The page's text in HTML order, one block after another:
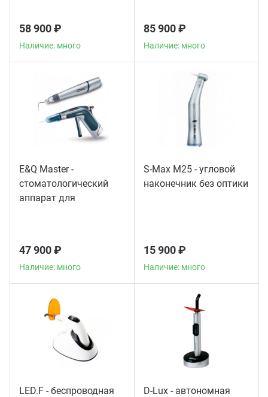
58 900 ₽
Наличие: много
85 900 ₽
Наличие: много
E&Q Master -
стоматологический
аппарат для
47 900 ₽
Наличие: много
S-Max M25 - угловой
наконечник без оптики
15 900 ₽
Наличие: много
LED.F - беспроводная
D-Lux - автономная